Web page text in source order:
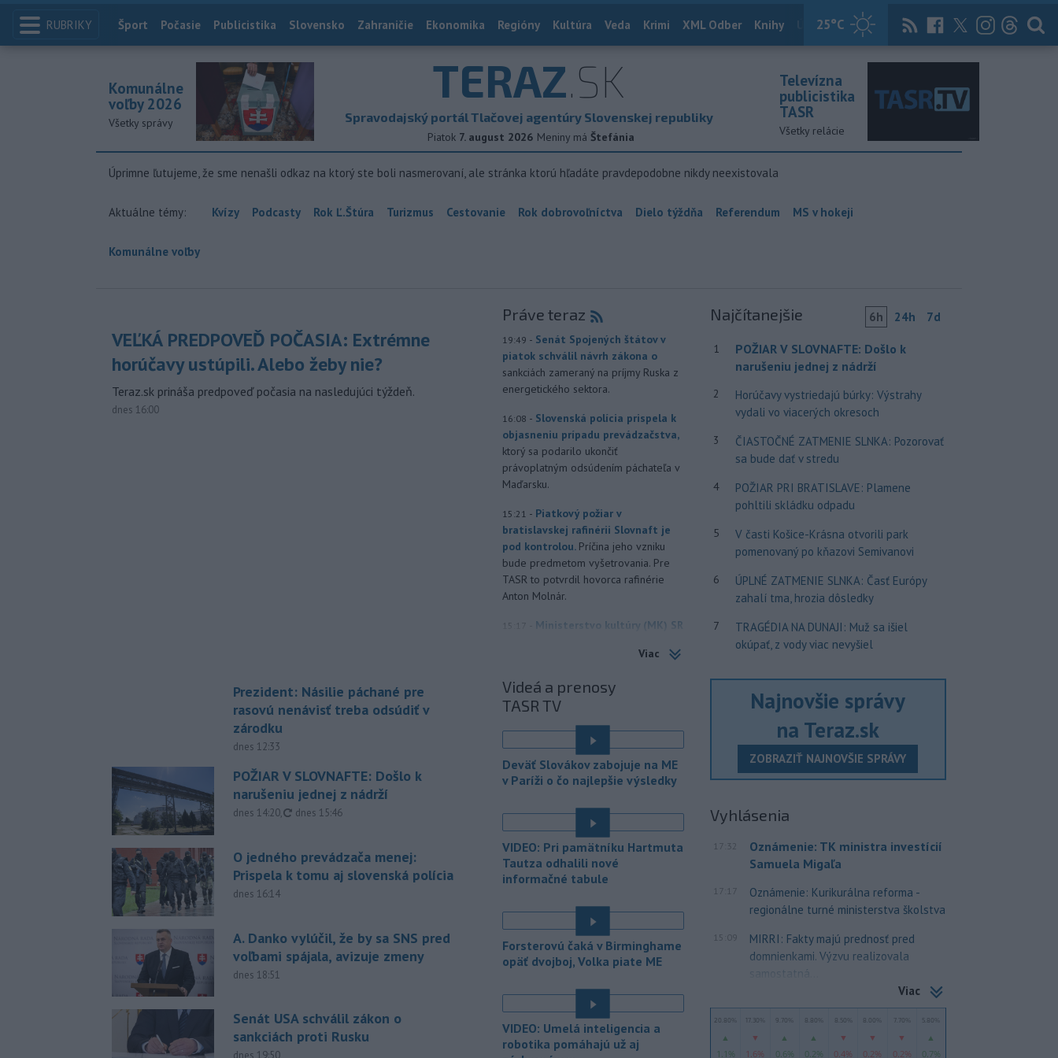
RUBRIKY 25°C
Index
Šport Počasie Publicistika Slovensko Zahraničie Ekonomika Regióny Kultúra Veda Krimi XML Odber Knihy Útulkovo Magazín News Now Archív
TERAZ.SK
Spravodajský portál Tlačovej agentúry Slovenskej republiky
Piatok 7. august 2026 Meniny má Štefánia
Komunálne
voľby 2026
Všetky správy
Televízna
publicistika
TASR
Všetky relácie
Úprimne ľutujeme, že sme nenašli odkaz na ktorý ste boli nasmerovaní, ale stránka ktorú hľadáte pravdepodobne nikdy neexistovala
Aktuálne témy: Kvízy Podcasty Rok Ľ.Štúra Turizmus Cestovanie Rok dobrovoľníctva Dielo týždňa Referendum MS v hokeji
Komunálne voľby
VEĽKÁ PREDPOVEĎ POČASIA: Extrémne
horúčavy ustúpili. Alebo žeby nie?
Teraz.sk prináša predpoveď počasia na nasledujúci týždeň.
dnes 16:00
Prezident: Násilie páchané pre
rasovú nenávisť treba odsúdiť v
zárodku
dnes 12:33
POŽIAR V SLOVNAFTE: Došlo k
narušeniu jednej z nádrží
dnes 14:20, aktualizované
dnes 15:46
O jedného prevádzača menej:
Prispela k tomu aj slovenská polícia
dnes 16:14
A. Danko vylúčil, že by sa SNS pred
voľbami spájala, avizuje zmeny
dnes 18:51
Senát USA schválil zákon o
sankciách proti Rusku
Práve teraz
19:49 - Senát Spojených štátov v
piatok schválil návrh zákona o
sankciách zameraný na príjmy Ruska z
energetického sektora.
16:08 - Slovenská polícia prispela k
objasneniu prípadu prevádzačstva,
ktorý sa podarilo ukončiť
právoplatným odsúdením páchateľa v
Maďarsku.
15:21 - Piatkový požiar v
bratislavskej rafinérii Slovnaft je
pod kontrolou. Príčina jeho vzniku
bude predmetom vyšetrovania. Pre
TASR to potvrdil hovorca rafinérie
Anton Molnár.
15:17
Ministerstvo kultúry (MK) SR
podrobnostiach poskytovania dotácií v
14:17 - V bratislavskej rafinérii
TASR o tom informovala
rafinéria s tým, že obyvateľom nehrozí
nebezpečenstvo.
na festivale môže byť vyššia
úroveň hluku. Je preto dobré držať sa
ďalej od reproduktorov, používať
chrániče sluchu či dodržiavať
prestávky.
12:49 - Podporu kandidatúre
Slovenskej republiky na nestále
členstvov Bezpečnostnej rade
Organizácie Spojených národov (OSN)
vyjadrilo už 123 zo 193 členských
štátov OSN.
12:31 - Násilie páchané pre rasovú
Viac
Videá a prenosy
TASR TV
Deväť Slovákov zabojuje na ME
v Paríži o čo najlepšie výsledky
VIDEO: Pri pamätníku Hartmuta
Tautza odhalili nové
informačné tabule
Forsterovú čaká v Birminghame
opäť dvojboj, Volka piate ME
VIDEO: Umelá inteligencia a
robotika pomáhajú už aj
Najčítanejšie 6h 24h 7d
1
POŽIAR V SLOVNAFTE: Došlo k
narušeniu jednej z nádrží
2
Horúčavy vystriedajú búrky: Výstrahy
vydali vo viacerých okresoch
3
ČIASTOČNÉ ZATMENIE SLNKA: Pozorovať
sa bude dať v stredu
4
POŽIAR PRI BRATISLAVE: Plamene
pohltili skládku odpadu
5
V časti Košice-Krásna otvorili park
pomenovaný po kňazovi Semivanovi
6
ÚPLNÉ ZATMENIE SLNKA: Časť Európy
zahalí tma, hrozia dôsledky
7
TRAGÉDIA NA DUNAJI: Muž sa išiel
okúpať, z vody viac nevyšiel
Najnovšie správy
na Teraz.sk
ZOBRAZIŤ NAJNOVŠIE SPRÁVY
Vyhlásenia
17:32
Oznámenie: TK ministra investícií
Samuela Migaľa
17:17
Oznámenie: Kurikurálna reforma -
regionálne turné ministerstva školstva
15:09
MIRRI: Fakty majú prednosť pred
domnienkami. Výzvu realizovala
samostatná...
Viac